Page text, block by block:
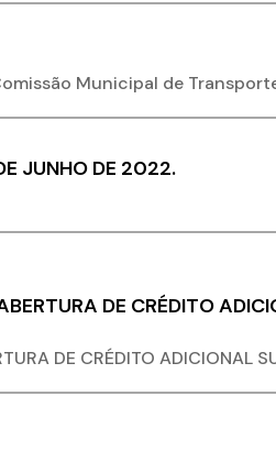
Municipal de
JUNHO DE 2022.
DE CRÉDITO
DE CRÉDITO ADICIONAL